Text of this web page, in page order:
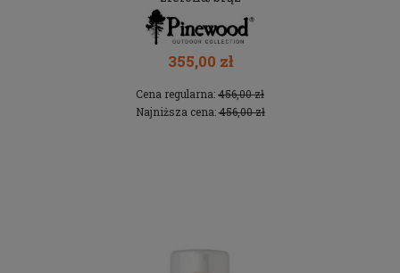
355,00 zł
Cena regularna:456,00 zł
Najniższa cena:456,00 zł